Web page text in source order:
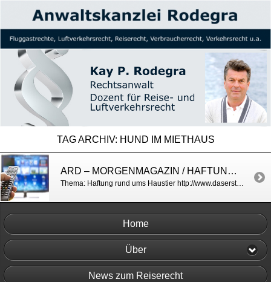
TAG ARCHIV: HUND IM MIETHAUS
ARD – MORGENMAGAZIN / HAFTUNG RUND UMS HAUSTIER
Thema: Haftung rund ums Haustier http://www.daserste.de/information/politik-weltgeschehen/morgenmagazin/videos/haftung-rund-ums-haustier-mit-kay-p-rodegra-rechtsanwalt-100.html
Home
Über
News zum Reiserecht